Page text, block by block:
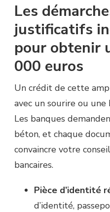
Les
justificatifs
pour obtenir
000 euros
Un crédit de cette
avec un sourire ou
Les banques
béton, et chaque
convaincre votre
bancaires.
Pièce d’identité
d’identité,